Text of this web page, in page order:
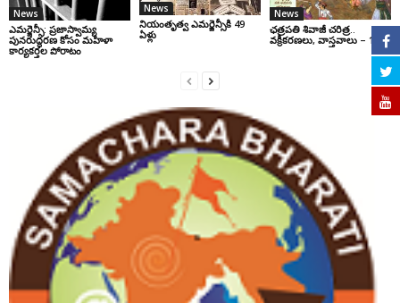
News
ఎమర్జెన్సీ: ప్రజాస్వామ్య
పునరుద్ధరణ కోసం మహిళా
కార్యకర్తల పోరాటం
News
నియంతృత్వ ఎమర్జెన్సీకి 49
ఏళ్లు
News
ఛ‌త్ర‌ప‌తి శివాజీ చరిత్ర‌..
వ‌క్రీక‌ర‌ణ‌లు, వాస్త‌వాలు – 1